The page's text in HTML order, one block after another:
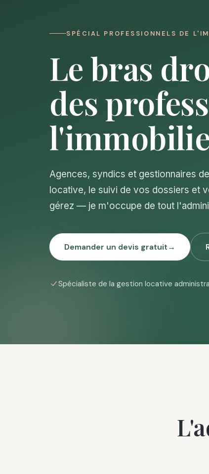
SPÉCIAL PROFESSIONNELS DE
Le bras
des
Agences, syndics et gestionnaires
locative, le suivi de vos dossiers et
gérez — je m'occupe de tout
Demander un devis gratuit→
Spécialiste de la gestion locative